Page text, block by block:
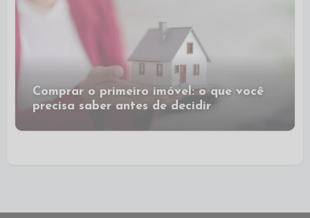
Comprar o primeiro imóvel: o que você
precisa saber antes de decidir